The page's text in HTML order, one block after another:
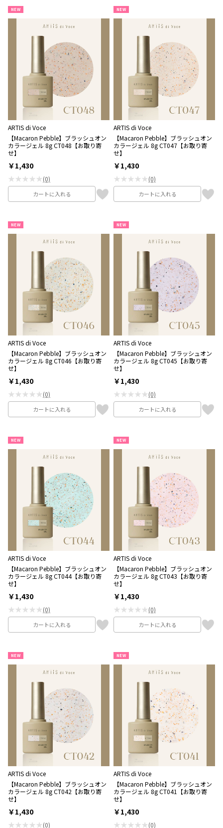
NEW
ARTIS di Voce
【Macaron Pebble】ブラッシュオン
カラージェル 8g CT048【お取り寄
せ】
￥1,430
★★★★★(0)
カートに入れる
NEW
ARTIS di Voce
【Macaron Pebble】ブラッシュオン
カラージェル 8g CT047【お取り寄
せ】
￥1,430
★★★★★(0)
カートに入れる
NEW
ARTIS di Voce
【Macaron Pebble】ブラッシュオン
カラージェル 8g CT046【お取り寄
せ】
￥1,430
★★★★★(0)
カートに入れる
NEW
ARTIS di Voce
【Macaron Pebble】ブラッシュオン
カラージェル 8g CT045【お取り寄
せ】
￥1,430
★★★★★(0)
カートに入れる
NEW
ARTIS di Voce
【Macaron Pebble】ブラッシュオン
カラージェル 8g CT044【お取り寄
せ】
￥1,430
★★★★★(0)
カートに入れる
NEW
ARTIS di Voce
【Macaron Pebble】ブラッシュオン
カラージェル 8g CT043【お取り寄
せ】
￥1,430
★★★★★(0)
カートに入れる
NEW
ARTIS di Voce
【Macaron Pebble】ブラッシュオン
カラージェル 8g CT042【お取り寄
せ】
￥1,430
★★★★★(0)
NEW
ARTIS di Voce
【Macaron Pebble】ブラッシュオン
カラージェル 8g CT041【お取り寄
せ】
￥1,430
★★★★★(0)